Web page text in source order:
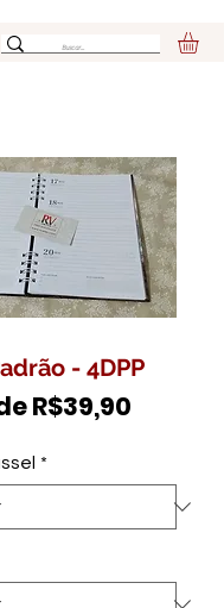
- 4DPP
R$39,90
*